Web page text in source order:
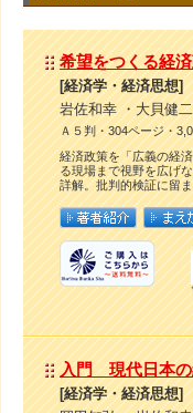
希望をつくる経
[経済学・経済思想]
岩佐和幸 ・大貝健
Ａ５判・304ページ・
経済政策を「広義の経
る現場まで視野を広げ
詳解。批判的検証に留
入門 現代日本の
[経済学・経済思想]